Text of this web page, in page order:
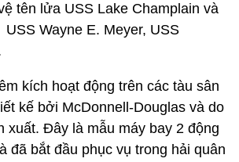
tên lửa USS Lake Champlain và
Wayne E. Meyer, USS
kích hoạt động trên các tàu sân
kế bởi McDonnell-Douglas và do
xuất. Đây là mẫu máy bay 2 động
đã bắt đầu phục vụ trong hải quân